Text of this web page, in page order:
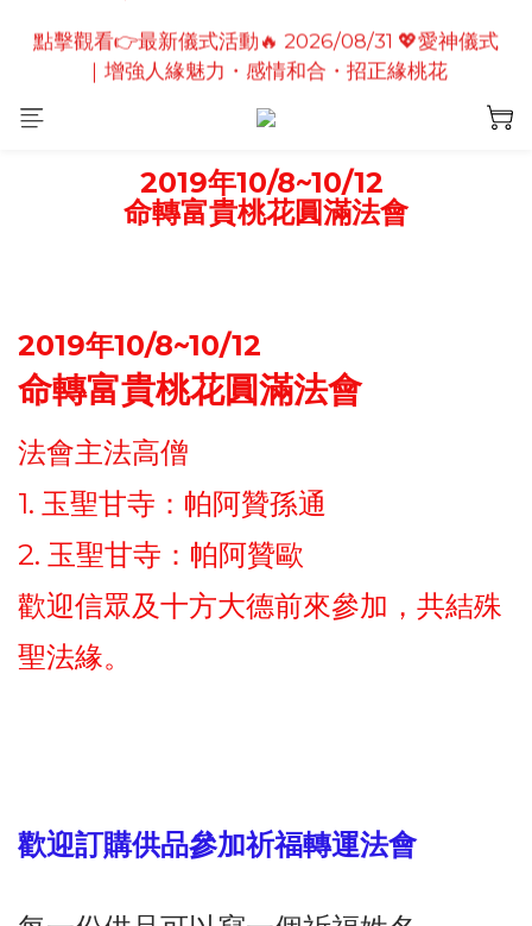
點擊觀看👉最新儀式活動🔥2026/08/19 💗2026七夕
情定善緣桃花燈｜泰國高僧祈願點燈儀式
點擊觀看👉最新儀式活動🔥 2026/08/31 💖愛神儀式
｜增強人緣魅力・感情和合・招正緣桃花
點擊觀看👉最新儀式活動🔥2026/08/19 💗2026七夕
2019年10/8~10/12
命轉富貴桃花圓滿法會
2019年10/8~10/12
命轉富貴桃花圓滿法會
法會主法高僧
1. 玉聖甘寺：帕阿贊孫通
2. 玉聖甘寺：帕阿贊歐
歡迎信眾及十方大德前來參加，共結殊
聖法緣。
歡迎訂購供品參加祈福轉運法會